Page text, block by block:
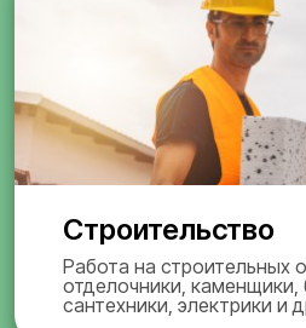
Строительство
Работа на строительных
отделочники,
сантехники, электрики и